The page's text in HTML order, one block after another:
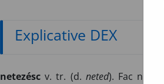
Explicative DEX
netezésc v. tr. (d. neted). Fac neted: